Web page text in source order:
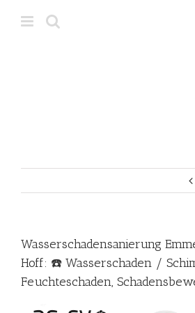
Wasserschadensanierung
Hoff: ☎️ Wasserschaden /
Feuchteschaden,